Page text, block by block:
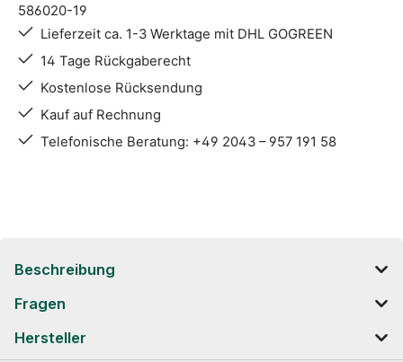
586020-19
Lieferzeit ca. 1-3 Werktage mit DHL GOGREEN
14 Tage Rückgaberecht
Kostenlose Rücksendung
Kauf auf Rechnung
Telefonische Beratung: +49 2043 – 957 191 58
Beschreibung
Fragen
Hersteller